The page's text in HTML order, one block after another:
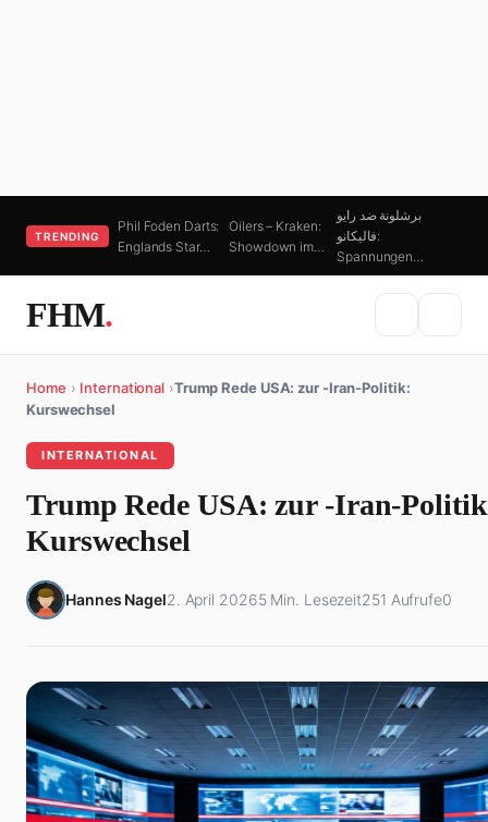
TRENDING
Phil Foden Darts:
Englands Star…
Oilers – Kraken:
Showdown im…
برشلونة ضد رايو
فاليكانو:
Spannungen…
FHM.
Home › International ›Trump Rede USA: zur -Iran-Politik:
Kurswechsel
INTERNATIONAL
Trump Rede USA: zur -Iran-
Kurswechsel
Hannes Nagel2. April 20265 Min. Lesezeit251 Aufrufe0